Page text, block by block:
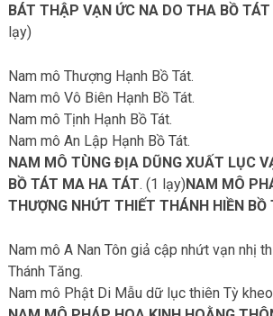
BÁT THẬP VẠN ỨC NA DO THA BỒ
lạy)
Nam mô Thượng Hạnh Bồ Tát.
Nam mô Vô Biên Hạnh Bồ Tát.
Nam mô Tịnh Hạnh Bồ Tát.
Nam mô An Lập Hạnh Bồ Tát.
NAM MÔ TÙNG ĐỊA DŨNG XUẤT LỤC
BỒ TÁT MA HA TÁT. (1 lạy)NAM MÔ
THƯỢNG NHỨT THIẾT THÁNH HIỀN BỒ
Nam mô A Nan Tôn giả cập nhứt vạn nhị
Thánh Tăng.
Nam mô Phật Di Mẫu dữ lục thiên Tỳ